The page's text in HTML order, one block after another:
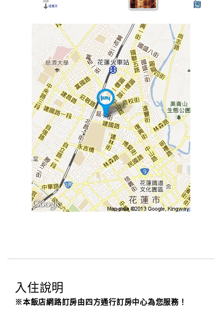
入住說明
※本飯店網路訂房由四方通行訂房中心為您服務！